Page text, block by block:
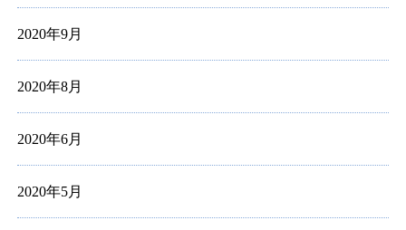
2020年9月
2020年8月
2020年6月
2020年5月